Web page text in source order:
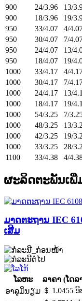
900
24/3.96 13/
900
18/3.96 19/
950
33/4.07 4/
950
30/4.07 7/
950
24/4.07 13/
950
18/4.07 19/
1000
33/4.17 4/
1000
30/4.17 7/
1000
24/4.17 13/
1000
18/4.17 19/
1000
54/3.25 7/
1000
48/3.25 13/
1000
42/3.25 19/
1000
33/3.25 28/
1100
33/4.38 4/
ຜະລິດຕະພັນເພີ່
ມາດຕະຖານ IEC
ເສີມ
ໂລຫະ ລາຄາ (ໂດ
ອາລູມິນຽມ ＄ 1.0455 ອິ